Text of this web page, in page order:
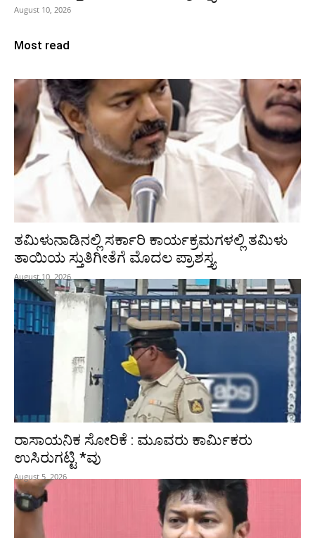
August 10, 2026
Most read
ತಮಿಳುನಾಡಿನಲ್ಲಿ ಸರ್ಕಾರಿ ಕಾರ್ಯಕ್ರಮಗಳಲ್ಲಿ ತಮಿಳು
ತಾಯಿಯ ಸ್ತುತಿಗೀತೆಗೆ ಮೊದಲ ಪ್ರಾಶಸ್ತ್ಯ
August 10, 2026
ರಾಸಾಯನಿಕ ಸೋರಿಕೆ : ಮೂವರು ಕಾರ್ಮಿಕರು
ಉಸಿರುಗಟ್ಟಿ *ವು
August 5, 2026